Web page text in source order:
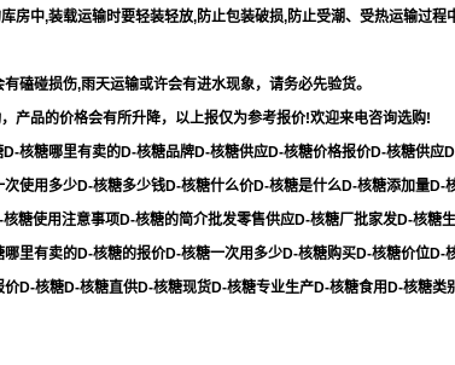
房中,装载运输时要轻装轻放,防止包装破损,防止受潮、受热运输过程
磕碰损伤,雨天运输或许会有进水现象，请务必先验货。
产品的价格会有所升降，以上报仅为参考报价!欢迎来电咨询选购!
D-核糖哪里有卖的D-核糖品牌D-核糖供应D-核糖价格报价D-核糖供
使用多少D-核糖多少钱D-核糖什么价D-核糖是什么D-核糖添加量
糖使用注意事项D-核糖的简介批发零售供应D-核糖厂批家发D-核
里有卖的D-核糖的报价D-核糖一次用多少D-核糖购买D-核糖价位
D-核糖D-核糖直供D-核糖现货D-核糖专业生产D-核糖食用D-核糖